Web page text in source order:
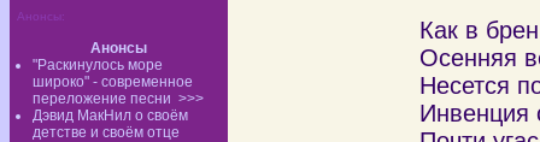
Анонсы:
Анонсы
"Раскинулось море
широко" - современное
переложение песни >>>
Дэвид МакНил о своём
детстве и своём отце
Как в
Осенняя
Несется
Инвенция